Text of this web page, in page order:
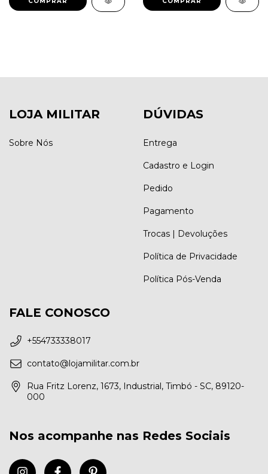
LOJA MILITAR
Sobre Nós
DÚVIDAS
Entrega
Cadastro e Login
Pedido
Pagamento
Trocas | Devoluções
Política de Privacidade
Política Pós-Venda
FALE CONOSCO
+554733338017
contato@lojamilitar.com.br
Rua Fritz Lorenz, 1673, Industrial, Timbó - SC, 89120-
000
Nos acompanhe nas Redes Sociais